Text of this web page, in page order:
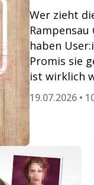
Wer zieht
Rampensau
haben
Promis sie
ist wirklich
19.07.2026 •